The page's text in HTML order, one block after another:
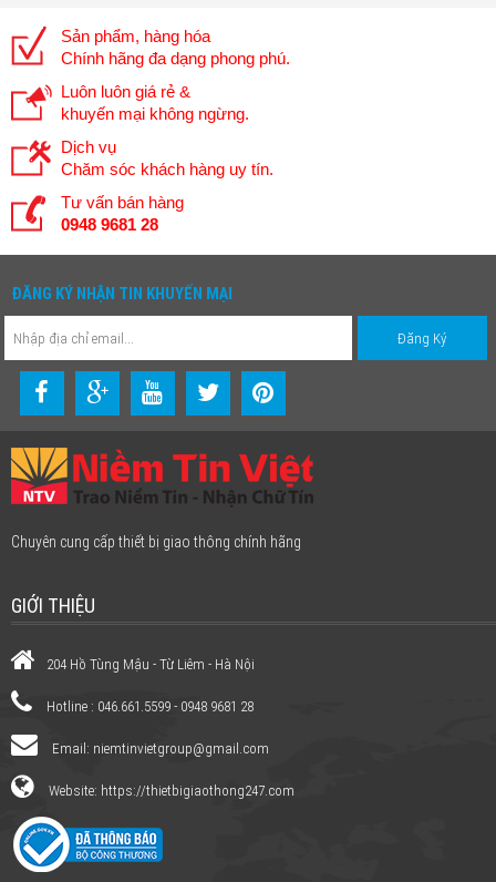
Sản phẩm, hàng hóa
Chính hãng đa dạng phong phú.
Luôn luôn giá rẻ &
khuyến mại không ngừng.
Dịch vụ
Chăm sóc khách hàng uy tín.
Tư vấn bán hàng
0948 9681 28
ĐĂNG KÝ NHẬN TIN KHUYẾN MẠI
Chuyên cung cấp thiết bị giao thông chính hãng
GIỚI THIỆU
204 Hồ Tùng Mậu - Từ Liêm - Hà Nội
Hotline : 046.661.5599 - 0948 9681 28
Email: niemtinvietgroup@gmail.com
Website: https://thietbigiaothong247.com